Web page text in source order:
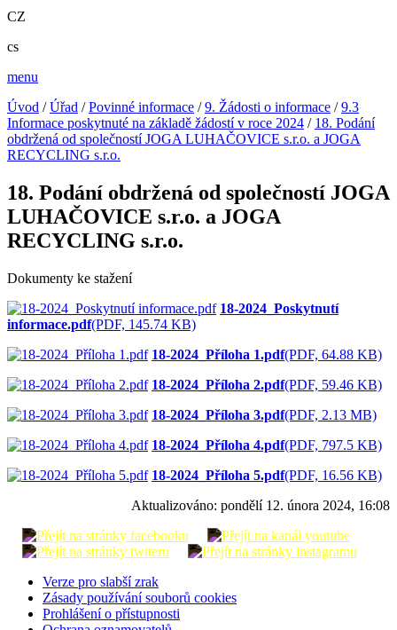
CZ
cs
menu
Úvod /Úřad /Povinné informace /9. Žádosti o informace /9.3
Informace poskytnuté na základě žádostí v roce 2024 / 18. Podání
obdržená od společností JOGA LUHAČOVICE s.r.o. a JOGA
RECYCLING s.r.o.
18. Podání obdržená od společností JOGA
LUHAČOVICE s.r.o. a JOGA
RECYCLING s.r.o.
Dokumenty ke stažení
18-2024_Poskytnutí
informace.pdf(PDF, 145.74 KB)
18-2024_Příloha 1.pdf(PDF, 64.88 KB)
18-2024_Příloha 2.pdf(PDF, 59.46 KB)
18-2024_Příloha 3.pdf(PDF, 2.13 MB)
18-2024_Příloha 4.pdf(PDF, 797.5 KB)
18-2024_Příloha 5.pdf(PDF, 16.56 KB)
Aktualizováno: pondělí 12. února 2024, 16:08
Verze pro slabší zrak
Zásady používání souborů cookies
Prohlášení o přístupnosti